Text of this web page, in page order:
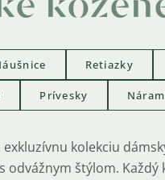
kolekciu
odvážnym štýlom.
Retiazky
Prívesky